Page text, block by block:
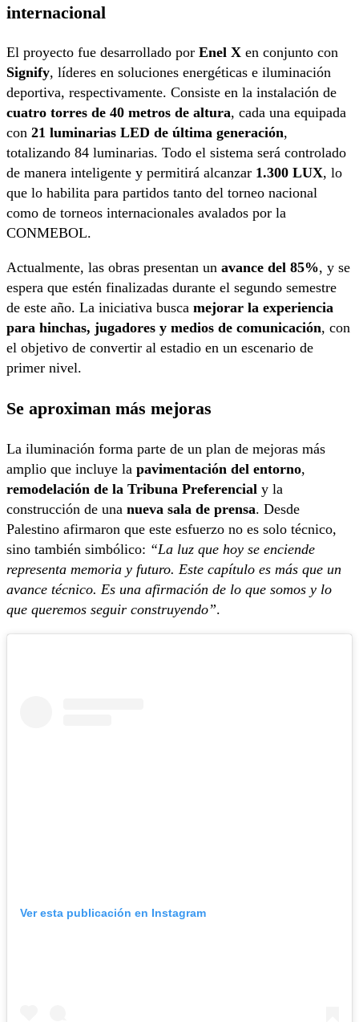
internacional
El proyecto fue desarrollado por Enel X en conjunto con
Signify, líderes en soluciones energéticas e iluminación
deportiva, respectivamente. Consiste en la instalación de
cuatro torres de 40 metros de altura, cada una equipada
con 21 luminarias LED de última generación,
totalizando 84 luminarias. Todo el sistema será controlado
de manera inteligente y permitirá alcanzar 1.300 LUX, lo
que lo habilita para partidos tanto del torneo nacional
como de torneos internacionales avalados por la
CONMEBOL.
Actualmente, las obras presentan un avance del 85%, y se
espera que estén finalizadas durante el segundo semestre
de este año. La iniciativa busca mejorar la experiencia
para hinchas, jugadores y medios de comunicación, con
el objetivo de convertir al estadio en un escenario de
primer nivel.
Se aproximan más mejoras
La iluminación forma parte de un plan de mejoras más
amplio que incluye la pavimentación del entorno,
remodelación de la Tribuna Preferencial y la
construcción de una nueva sala de prensa. Desde
Palestino afirmaron que este esfuerzo no es solo técnico,
sino también simbólico: “La luz que hoy se enciende
representa memoria y futuro. Este capítulo es más que un
avance técnico. Es una afirmación de lo que somos y lo
que queremos seguir construyendo”.
Ver esta publicación en Instagram